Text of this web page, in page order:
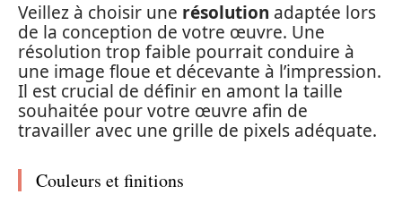
Veillez à choisir une résolution adaptée lors
de la conception de votre œuvre. Une
résolution trop faible pourrait conduire à
une image floue et décevante à l’impression.
Il est crucial de définir en amont la taille
souhaitée pour votre œuvre afin de
travailler avec une grille de pixels adéquate.
Couleurs et finitions